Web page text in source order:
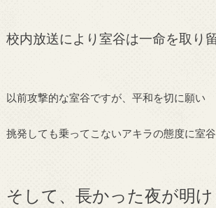
校内放送により室谷は一命を取り
以前攻撃的な室谷ですが、平和を切に願い
挑発しても乗ってこないアキラの態度に室谷
そして、長かった夜が明け